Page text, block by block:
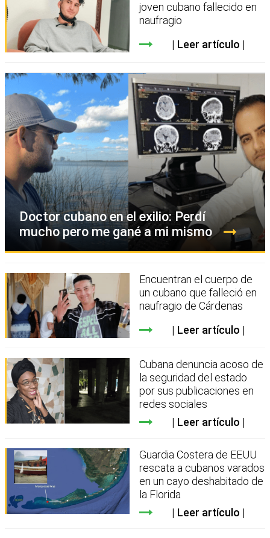
joven cubano fallecido en
naufragio
Leer artículo
Doctor cubano en el exilio: Perdí
mucho pero me gané a mi mismo
Encuentran el cuerpo de
un cubano que falleció en
naufragio de Cárdenas
Leer artículo
Cubana denuncia acoso de
la seguridad del estado
por sus publicaciones en
redes sociales
Leer artículo
Guardia Costera de EEUU
rescata a cubanos varados
en un cayo deshabitado de
la Florida
Leer artículo